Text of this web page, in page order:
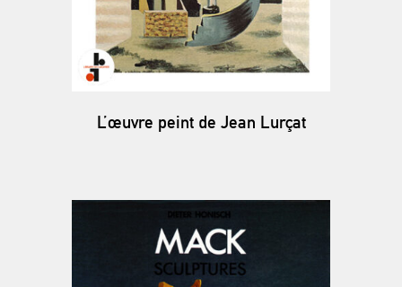
L’œuvre peint de Jean Lurçat